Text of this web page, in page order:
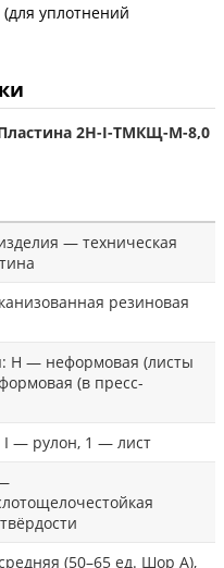
уплотнений
2Н-I-ТМКЩ-М-8,0
— техническая
резиновая
Н — неформовая (листы
(в пресс-
— рулон, 1 — лист
(50–65 ед. Шор А),